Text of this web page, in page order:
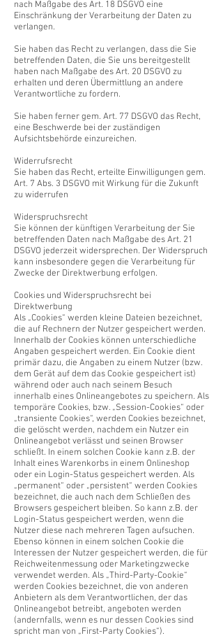
nach Maßgabe des Art. 18 DSGVO eine
Einschränkung der Verarbeitung der Daten zu
verlangen.
Sie haben das Recht zu verlangen, dass die Sie
betreffenden Daten, die Sie uns bereitgestellt
haben nach Maßgabe des Art. 20 DSGVO zu
erhalten und deren Übermittlung an andere
Verantwortliche zu fordern.
Sie haben ferner gem. Art. 77 DSGVO das Recht,
eine Beschwerde bei der zuständigen
Aufsichtsbehörde einzureichen.
Widerrufsrecht
Sie haben das Recht, erteilte Einwilligungen gem.
Art. 7 Abs. 3 DSGVO mit Wirkung für die Zukunft
zu widerrufen
Widerspruchsrecht
Sie können der künftigen Verarbeitung der Sie
betreffenden Daten nach Maßgabe des Art. 21
DSGVO jederzeit widersprechen. Der Widerspruch
kann insbesondere gegen die Verarbeitung für
Zwecke der Direktwerbung erfolgen.
Cookies und Widerspruchsrecht bei
Direktwerbung
Als „Cookies“ werden kleine Dateien bezeichnet,
die auf Rechnern der Nutzer gespeichert werden.
Innerhalb der Cookies können unterschiedliche
Angaben gespeichert werden. Ein Cookie dient
primär dazu, die Angaben zu einem Nutzer (bzw.
dem Gerät auf dem das Cookie gespeichert ist)
während oder auch nach seinem Besuch
innerhalb eines Onlineangebotes zu speichern. Als
temporäre Cookies, bzw. „Session-Cookies“ oder
„transiente Cookies“, werden Cookies bezeichnet,
die gelöscht werden, nachdem ein Nutzer ein
Onlineangebot verlässt und seinen Browser
schließt. In einem solchen Cookie kann z.B. der
Inhalt eines Warenkorbs in einem Onlineshop
oder ein Login-Status gespeichert werden. Als
„permanent“ oder „persistent“ werden Cookies
bezeichnet, die auch nach dem Schließen des
Browsers gespeichert bleiben. So kann z.B. der
Login-Status gespeichert werden, wenn die
Nutzer diese nach mehreren Tagen aufsuchen.
Ebenso können in einem solchen Cookie die
Interessen der Nutzer gespeichert werden, die für
Reichweitenmessung oder Marketingzwecke
verwendet werden. Als „Third-Party-Cookie“
werden Cookies bezeichnet, die von anderen
Anbietern als dem Verantwortlichen, der das
Onlineangebot betreibt, angeboten werden
(andernfalls, wenn es nur dessen Cookies sind
spricht man von „First-Party Cookies“).